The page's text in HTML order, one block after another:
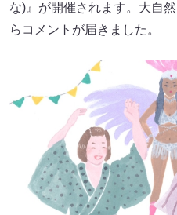
な)』が開催されます。大自
らコメントが届きました。